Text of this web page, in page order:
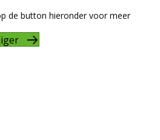
de button hieronder voor meer